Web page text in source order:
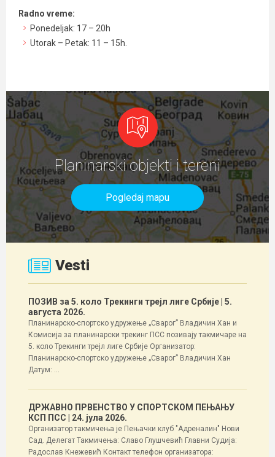
Radno vreme:
Ponedeljak: 17 – 20h
Utorak – Petak: 11 – 15h.
Planinarski objekti i tereni
Pogledaj mapu
Vesti
ПОЗИВ за 5. коло Трекинги трејл лиге Србије | 5.
августа 2026.
Планинарско-спортско удружење „Сварог” Владичин Хан и
Комисија за планинарски трекинг ПСС позивају такмичаре на
5. коло Трекинги трејл лиге Србије Организатор:
Планинарско-спортско удружење „Сварог” Владичин Хан
Датум: ...
ДРЖАВНО ПРВЕНСТВО У СПОРТСКОМ ПЕЊАЊУ
КСП ПСС
| 24. јула 2026.
Организатор такмичења је Пењачки клуб "Адреналин" Нови
Сад. Делегат Такмичења: Славо Глушчевић Главни Судија:
Радослав Кнежевић Контакт телефон организатора: